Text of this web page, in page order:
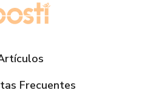
Frecuentes